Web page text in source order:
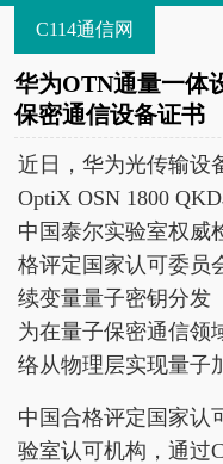
C114通信网
华为OTN通量一体
保密通信设备证书
近日，华为光传输设
OptiX OSN 1800
中国泰尔实验室权威
格评定国家认可委员
续变量量子密钥分发
为在量子保密通信领
络从物理层实现量子
中国合格评定国家认
验室认可机构，通过